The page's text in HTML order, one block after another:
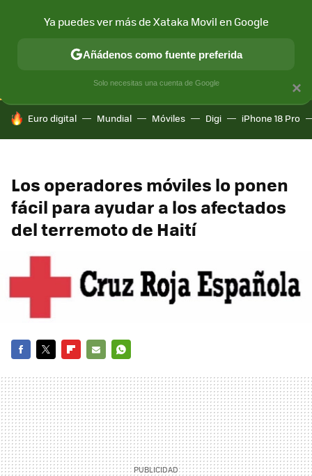
CONECTIVIDAD MÓVIL Y SOCIEDAD APLICACIONES
HOY SE HABLA DE
Euro digital Mundial Móviles Digi iPhone 18 Pro
Los operadores móviles lo ponen
fácil para ayudar a los afectados
del terremoto de Haití
MAIL
×
Ya puedes ver más de Xataka Movil en Google
Añádenos como fuente preferida
Solo necesitas una cuenta de Google